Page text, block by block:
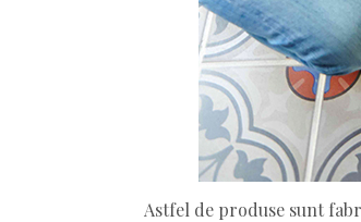
Astfel de produse sunt